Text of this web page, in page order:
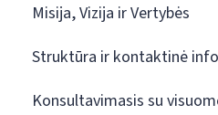
Misija, Vizija ir Vertybės
Struktūra ir kontaktinė
Konsultavimasis su